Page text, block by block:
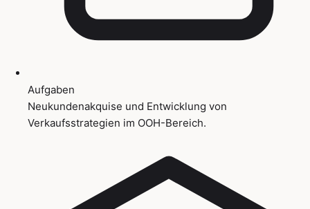
Aufgaben
Neukundenakquise und Entwicklung von
Verkaufsstrategien im OOH-Bereich.